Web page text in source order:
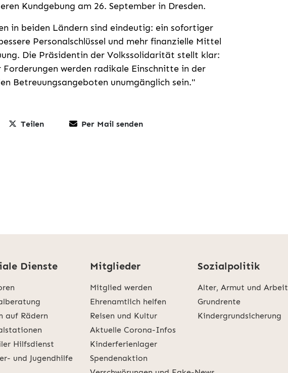
Kundgebung am 26. September in Dresden.
in beiden Ländern sind eindeutig: ein sofortiger
Personalschlüssel und mehr finanzielle Mittel
Die Präsidentin der Volkssolidarität stellt klar:
werden radikale Einschnitte in der
Betreuungsangeboten unumgänglich sein."
Teilen Per Mail senden
Dienste
auf Rädern
Hilfsdienst
und Jugendhilfe
Mitglieder
Mitglied werden
Ehrenamtlich helfen
Reisen und Kultur
Aktuelle Corona-Infos
Kinderferienlager
Spendenaktion
Sozialpolitik
Alter, Armut und Arbeit
Grundrente
Kindergrundsicherung